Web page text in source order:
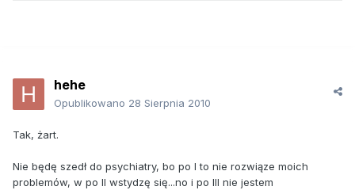
hehe
Opublikowano 28 Sierpnia 2010
Tak, żart.
Nie będę szedł do psychiatry, bo po I to nie rozwiąze moich
problemów, w po II wstydzę się...no i po III nie jestem